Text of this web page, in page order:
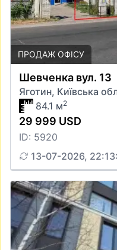
ПРОДАЖ ОФІСУ
Шевченка вул. 13
Яготин, Київська
84.1 м2
29 999 USD
ID: 5920
13-07-2026,